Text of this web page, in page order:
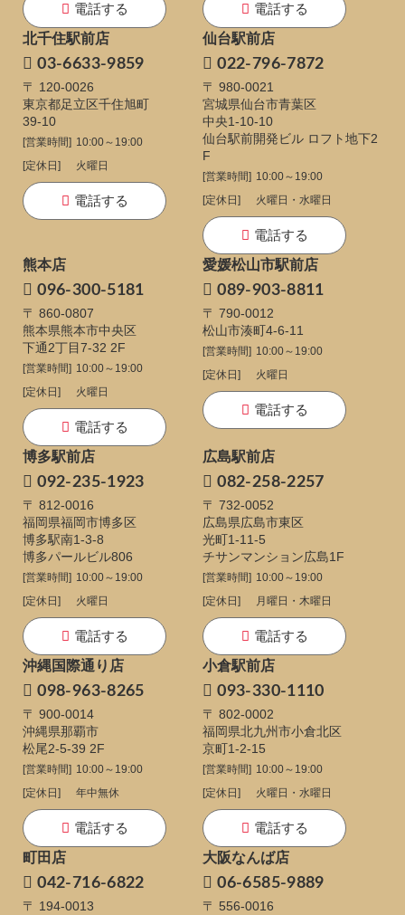
電話する
電話する
北千住駅前店
03-6633-9859
〒 120-0026
東京都足立区千住旭町
39-10
[営業時間] 10:00～19:00
[定休日]
火曜日
電話する
仙台駅前店
022-796-7872
〒 980-0021
宮城県仙台市青葉区
中央1-10-10
仙台駅前開発ビル ロフト地下2
F
[営業時間] 10:00～19:00
[定休日]
火曜日・水曜日
電話する
熊本店
096-300-5181
〒 860-0807
熊本県熊本市中央区
下通2丁目7-32 2F
[営業時間] 10:00～19:00
[定休日]
火曜日
電話する
愛媛松山市駅前店
089-903-8811
〒 790-0012
松山市湊町4-6-11
[営業時間] 10:00～19:00
[定休日]
火曜日
電話する
博多駅前店
092-235-1923
〒 812-0016
福岡県福岡市博多区
博多駅南1-3-8
博多パールビル806
[営業時間] 10:00～19:00
[定休日]
火曜日
電話する
広島駅前店
082-258-2257
〒 732-0052
広島県広島市東区
光町1-11-5
チサンマンション広島1F
[営業時間] 10:00～19:00
[定休日]
月曜日・木曜日
電話する
沖縄国際通り店
098-963-8265
〒 900-0014
沖縄県那覇市
松尾2-5-39 2F
[営業時間] 10:00～19:00
[定休日]
年中無休
電話する
小倉駅前店
093-330-1110
〒 802-0002
福岡県北九州市小倉北区
京町1-2-15
[営業時間] 10:00～19:00
[定休日]
火曜日・水曜日
電話する
町田店
042-716-6822
〒 194-0013
大阪なんば店
06-6585-9889
〒 556-0016